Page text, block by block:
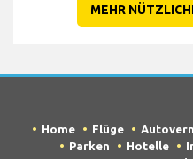
MEHR
Home Flüge
Parken
Hotelle